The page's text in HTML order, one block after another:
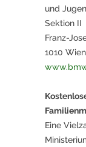
und
Sektion II
Franz-
1010 Wien
Eine